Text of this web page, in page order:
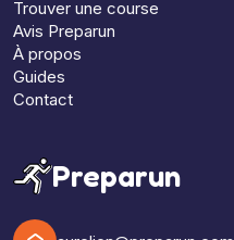
Trouver une course
Avis Preparun
À propos
Guides
Contact
Preparun